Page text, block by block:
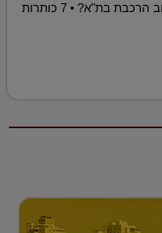
ש-217 מיליון שקל שווים מגרש ברחוב הרכבת בת"א? • 7 כותרות